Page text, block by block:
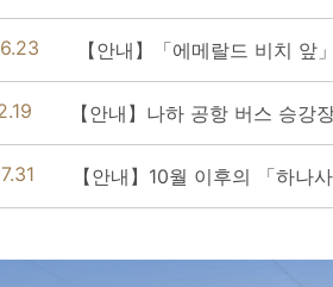
【안내】「에메랄드 비치 앞
【안내】나하 공항 버스 승강
【안내】10월 이후의 「하나